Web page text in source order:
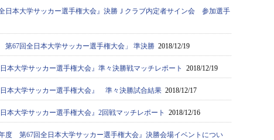
日本大学サッカー選手権大会』決勝Ｊクラブ内定者サイン会 参加選手
第67回全日本大学サッカー選手権大会」 準決勝 2018/12/19
日本大学サッカー選手権大会』準々決勝戦マッチレポート 2018/12/19
日本大学サッカー選手権大会』 準々決勝試合結果 2018/12/17
日本大学サッカー選手権大会』2回戦マッチレポート 2018/12/16
年度 第67回全日本大学サッカー選手権大会』決勝会場イベントについ